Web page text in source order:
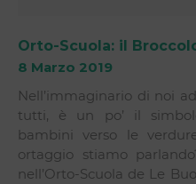
Orto-Scuola: il
8 Marzo 2019
Nell’immaginario di noi
tutti, è un po’ il
bambini verso le
ortaggio stiamo
nell’Orto-Scuola de Le